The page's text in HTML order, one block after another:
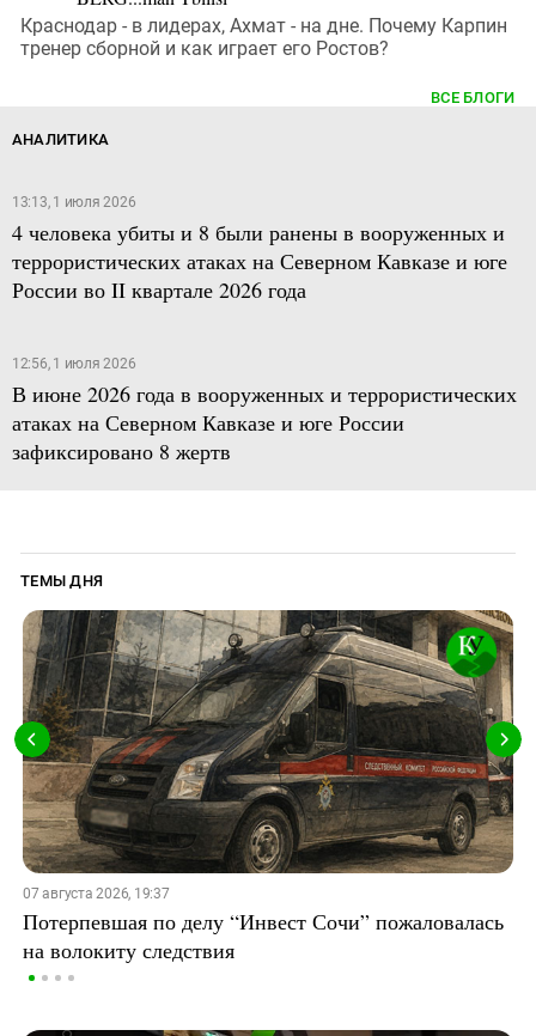
Краснодар - в лидерах, Ахмат - на дне. Почему Карпин
тренер сборной и как играет его Ростов?
ВСЕ БЛОГИ
АНАЛИТИКА
13:13, 1 июля 2026
4 человека убиты и 8 были ранены в вооруженных и
террористических атаках на Северном Кавказе и юге
России во II квартале 2026 года
12:56, 1 июля 2026
В июне 2026 года в вооруженных и террористических
атаках на Северном Кавказе и юге России
зафиксировано 8 жертв
ТЕМЫ ДНЯ
07 августа 2026, 19:37
Потерпевшая по делу “Инвест Сочи” пожаловалась
на волокиту следствия